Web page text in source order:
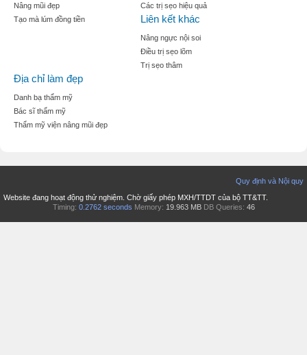
Nâng mũi đẹp
Tạo mà lúm đồng tiền
Các trị sẹo hiệu quả
Liên kết khác
Nâng ngực nội soi
Điều trị sẹo lõm
Trị sẹo thâm
Địa chỉ làm đẹp
Danh bạ thẩm mỹ
Bác sĩ thẩm mỹ
Thẩm mỹ viện nâng mũi đẹp
Quy định và Nội quy
Website đang hoạt động thử nghiệm. Chờ giấy phép MXH/TTDT của bộ TT&TT.
Timing: 0.2762 seconds Memory: 19.963 MB DB Queries: 46